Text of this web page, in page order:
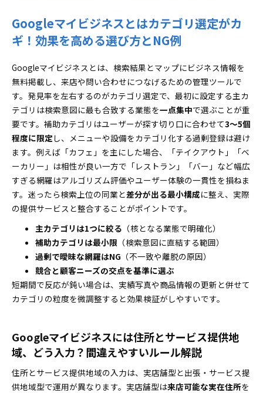
Googleマイビジネスとはカテゴリ選定がカ
ギ！効果を高める選び方とNG例
Googleマイビジネスとは、検索結果とマップにビジネス情報を
無料掲載し、来店や問い合わせにつなげるための管理ツールで
す。発見率を左右するのがカテゴリ選定で、最初に設定する主カ
テゴリは検索意図に最も合致する業態を一点集中で選ぶことが重
要です。補助カテゴリはユーザーが探す切り口に合わせて3〜5個
程度に限定し、メニューや設備をカテゴリ化する過剰登録は避け
ます。例えば「カフェ」を主にした場合、「テイクアウト」「ベ
ーカリー」は相性が良い一方で「レストラン」「バー」など幅広
すぎる網羅はアルゴリズム評価やユーザー体験の一貫性を損ねま
す。迷ったら検索上位の同業と差分が出る最小構成に整え、実際
の提供サービスと整合することがポイントです。
主カテゴリは1つに絞る （核となる業態で明確化）
補助カテゴリは最小限 （検索意図に直結する範囲）
過剰で曖昧な網羅はNG （不一致や離脱の原因）
競合と顧客ニーズの交点を基準に選ぶ
短期間で反応が鈍い場合は、実績写真や商品情報の更新と併せて
カテゴリの粒度を微調整すると効果検証がしやすいです。
Googleマイビジネスには住所とサービス提供地
域、どう入力？間違えやすいルール解説
住所とサービス提供地域の入力は、実店舗型と出張・サービス提
供地域型で運用が異なります。実店舗型は来店可能な実在住所を